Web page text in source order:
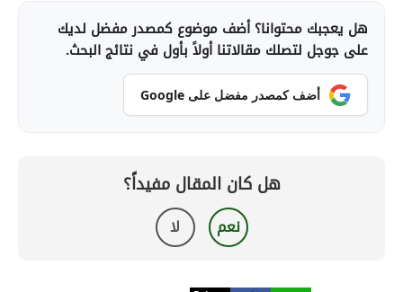
هل يعجبك محتوانا؟ أضف موضوع كمصدر مفضل لديك
على جوجل لتصلك مقالاتنا أولاً بأول في نتائج البحث.
أضف كمصدر مفضل على Google
هل كان المقال مفيداً؟
نعم لا